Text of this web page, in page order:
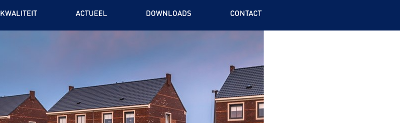
KWALITEIT ACTUEEL DOWNLOADS CONTACT